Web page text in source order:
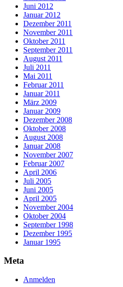
Juni 2012
Januar 2012
Dezember 2011
November 2011
Oktober 2011
September 2011
August 2011
Juli 2011
Mai 2011
Februar 2011
Januar 2011
März 2009
Januar 2009
Dezember 2008
Oktober 2008
August 2008
Januar 2008
November 2007
Februar 2007
April 2006
Juli 2005
Juni 2005
April 2005
November 2004
Oktober 2004
September 1998
Dezember 1995
Januar 1995
Meta
Anmelden